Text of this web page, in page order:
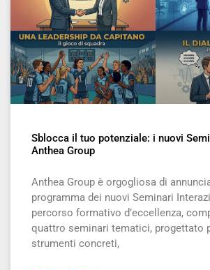
Sblocca il tuo potenziale: i nuovi
Anthea Group
Anthea Group è orgogliosa di
programma dei nuovi Seminari
percorso formativo d’eccellenza,
quattro seminari tematici, progettato
strumenti concreti,